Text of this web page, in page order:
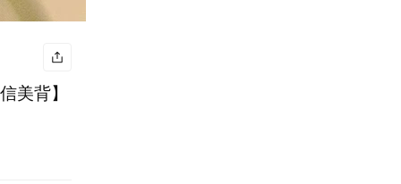
美背】